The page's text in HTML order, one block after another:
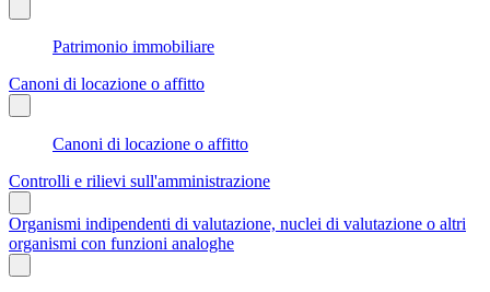
Patrimonio immobiliare
Canoni di locazione o affitto
Canoni di locazione o affitto
Controlli e rilievi sull'amministrazione
Organismi indipendenti di valutazione, nuclei di valutazione o altri
organismi con funzioni analoghe